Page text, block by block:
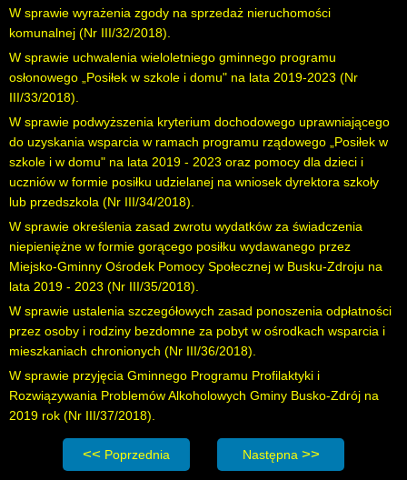
W sprawie wyrażenia zgody na sprzedaż nieruchomości
komunalnej (Nr III/32/2018).
W sprawie uchwalenia wieloletniego gminnego programu
osłonowego „Posiłek w szkole i domu" na lata 2019-2023 (Nr
III/33/2018).
W sprawie podwyższenia kryterium dochodowego uprawniającego
do uzyskania wsparcia w ramach programu rządowego „Posiłek w
szkole i w domu" na lata 2019 - 2023 oraz pomocy dla dzieci i
uczniów w formie posiłku udzielanej na wniosek dyrektora szkoły
lub przedszkola (Nr III/34/2018).
W sprawie określenia zasad zwrotu wydatków za świadczenia
niepieniężne w formie gorącego posiłku wydawanego przez
Miejsko-Gminny Ośrodek Pomocy Społecznej w Busku-Zdroju na
lata 2019 - 2023 (Nr III/35/2018).
W sprawie ustalenia szczegółowych zasad ponoszenia odpłatności
przez osoby i rodziny bezdomne za pobyt w ośrodkach wsparcia i
mieszkaniach chronionych (Nr III/36/2018).
W sprawie przyjęcia Gminnego Programu Profilaktyki i
Rozwiązywania Problemów Alkoholowych Gminy Busko-Zdrój na
2019 rok (Nr III/37/2018).
Poprzednia strona: Sesja IV - projekty uchwał Rady
Poprzednia Następna strona: Sesja II -
Następna